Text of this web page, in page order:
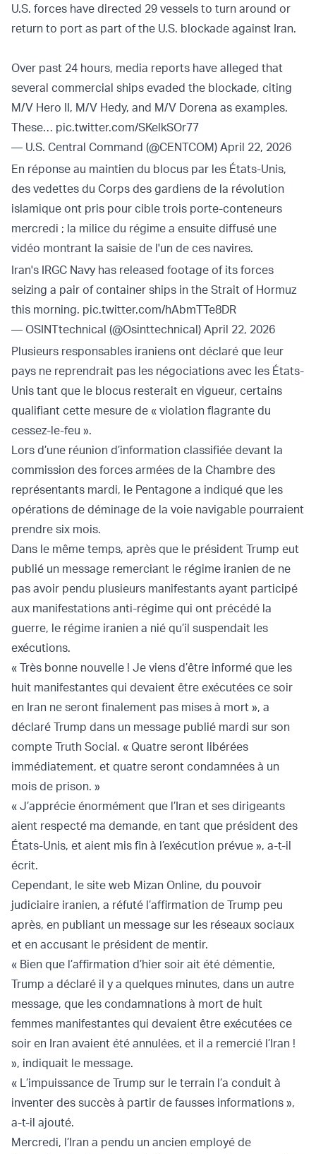
U.S. forces have directed 29 vessels to turn around or
return to port as part of the U.S. blockade against Iran.
Over past 24 hours, media reports have alleged that
several commercial ships evaded the blockade, citing
M/V Hero II, M/V Hedy, and M/V Dorena as examples.
These… pic.twitter.com/SKelkSOr77
— U.S. Central Command (@CENTCOM) April 22, 2026
En réponse au maintien du blocus par les États-Unis,
des vedettes du Corps des gardiens de la révolution
islamique ont pris pour cible trois porte-conteneurs
mercredi ; la milice du régime a ensuite diffusé une
vidéo montrant la saisie de l'un de ces navires.
Iran's IRGC Navy has released footage of its forces
seizing a pair of container ships in the Strait of Hormuz
this morning. pic.twitter.com/hAbmTTe8DR
— OSINTtechnical (@Osinttechnical) April 22, 2026
Plusieurs responsables iraniens ont déclaré que leur
pays ne reprendrait pas les négociations avec les États-
Unis tant que le blocus resterait en vigueur, certains
qualifiant cette mesure de « violation flagrante du
cessez-le-feu ».
Lors d’une réunion d’information classifiée devant la
commission des forces armées de la Chambre des
représentants mardi, le Pentagone a indiqué que les
opérations de déminage de la voie navigable pourraient
prendre six mois.
Dans le même temps, après que le président Trump eut
publié un message remerciant le régime iranien de ne
pas avoir pendu plusieurs manifestants ayant participé
aux manifestations anti-régime qui ont précédé la
guerre, le régime iranien a nié qu’il suspendait les
exécutions.
« Très bonne nouvelle ! Je viens d’être informé que les
huit manifestantes qui devaient être exécutées ce soir
en Iran ne seront finalement pas mises à mort », a
déclaré Trump dans un message publié mardi sur son
compte Truth Social. « Quatre seront libérées
immédiatement, et quatre seront condamnées à un
mois de prison. »
« J’apprécie énormément que l’Iran et ses dirigeants
aient respecté ma demande, en tant que président des
États-Unis, et aient mis fin à l’exécution prévue », a-t-il
écrit.
Cependant, le site web Mizan Online, du pouvoir
judiciaire iranien, a réfuté l’affirmation de Trump peu
après, en publiant un message sur les réseaux sociaux
et en accusant le président de mentir.
« Bien que l’affirmation d’hier soir ait été démentie,
Trump a déclaré il y a quelques minutes, dans un autre
message, que les condamnations à mort de huit
femmes manifestantes qui devaient être exécutées ce
soir en Iran avaient été annulées, et il a remercié l’Iran !
», indiquait le message.
« L’impuissance de Trump sur le terrain l’a conduit à
inventer des succès à partir de fausses informations »,
a-t-il ajouté.
Mercredi, l’Iran a pendu un ancien employé de